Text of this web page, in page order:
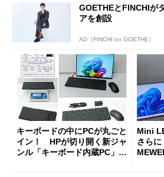
GOETHEとFINCHIが
アを創設
AD（FINCHI on GOETHE）
キーボードの中にPCが丸ごと
イン！ HPが切り開く新ジャ
ンル「キーボード内蔵PC」の
Mini
さら